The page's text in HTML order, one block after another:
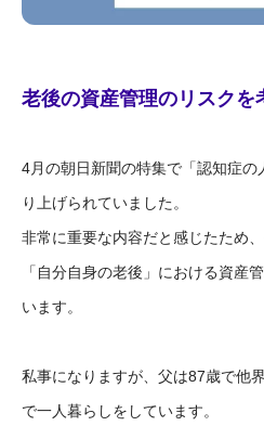
老後の資産管理のリスクを
4月の朝日新聞の特集で「認知症
り上げられていました。
非常に重要な内容だと感じたため
「自分自身の老後」における資産
います。
私事になりますが、父は87歳で他
で一人暮らしをしています。